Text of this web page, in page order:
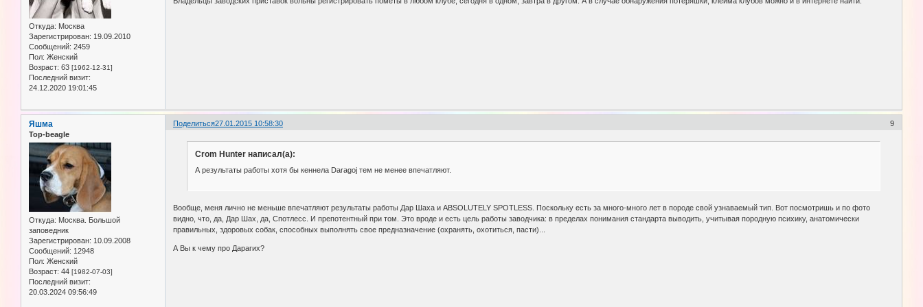
Откуда: Москва
Зарегистрирован: 19.09.2010
Сообщений: 2459
Пол: Женский
Возраст: 63 [1962-12-31]
Последний визит:
24.12.2020 19:01:45
Поделиться 9
27.01.2015 10:58:30
Яшма
Top-beagle
Откуда: Москва. Большой
заповедник
Зарегистрирован: 10.09.2008
Сообщений: 12948
Пол: Женский
Возраст: 44 [1982-07-03]
Последний визит:
20.03.2024 09:56:49
Crom Hunter написал(а):
А результаты работы хотя бы кеннела Daragoj тем не менее впечатляют.
Вообще, меня лично не меньше впечатляют результаты работы Дар Шаха и ABSOLUTELY SPOTLESS. Поскольку есть за много-много лет в породе свой узнаваемый тип. Вот посмотришь и по фото
видно, что, да, Дар Шах, да, Спотлесс. И препотентный при том. Это вроде и есть цель работы заводчика: в пределах понимания стандарта выводить, учитывая породную психику, анатомически
правильных, здоровых собак, способных выполнять свое предназначение (охранять, охотиться, пасти)...
А Вы к чему про Дарагих?